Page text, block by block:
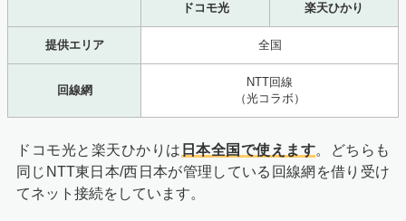
ドコモ光 楽天ひかり
提供エリア 全国
回線網
NTT回線
（光コラボ）
ドコモ光と楽天ひかりは 日 本全国で使えます。どちらも
同じNTT東日本/西日本が管理している回線網を借り受け
てネット接続をしています。